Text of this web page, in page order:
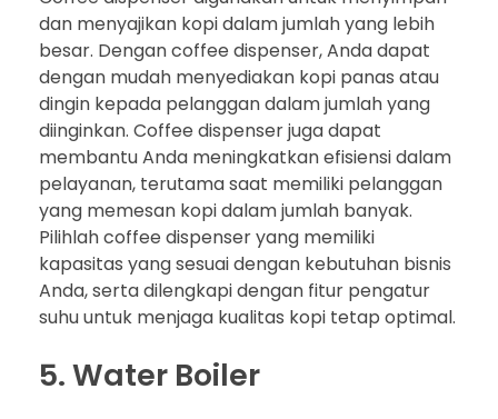
dan menyajikan kopi dalam jumlah yang lebih
besar. Dengan coffee dispenser, Anda dapat
dengan mudah menyediakan kopi panas atau
dingin kepada pelanggan dalam jumlah yang
diinginkan. Coffee dispenser juga dapat
membantu Anda meningkatkan efisiensi dalam
pelayanan, terutama saat memiliki pelanggan
yang memesan kopi dalam jumlah banyak.
Pilihlah coffee dispenser yang memiliki
kapasitas yang sesuai dengan kebutuhan bisnis
Anda, serta dilengkapi dengan fitur pengatur
suhu untuk menjaga kualitas kopi tetap optimal.
5. Water Boiler